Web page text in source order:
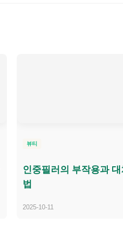
뷰티
인중필러의 부작용과
법
2025-10-11